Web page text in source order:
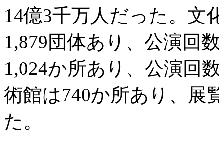
14億3千万人だった。文
1,879団体あり、公演回
1,024か所あり、公演回
術館は740か所あり、展
た。